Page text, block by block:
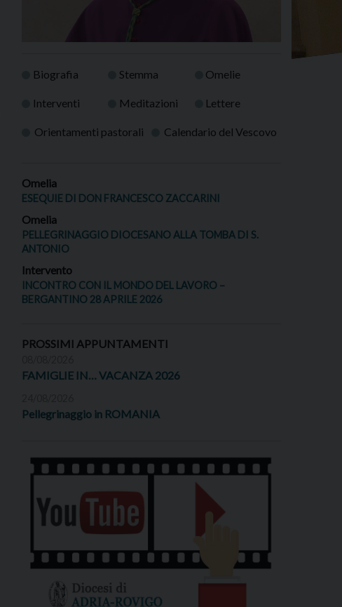
Biografia Stemma Omelie
Interventi Meditazioni Lettere
Orientamenti pastorali Calendario del Vescovo
Omelia
ESEQUIE DI DON FRANCESCO ZACCARINI
Omelia
PELLEGRINAGGIO DIOCESANO ALLA TOMBA DI S.
ANTONIO
Intervento
INCONTRO CON IL MONDO DEL LAVORO –
BERGANTINO 28 APRILE 2026
PROSSIMI APPUNTAMENTI
FAMIGLIE IN… VACANZA 2026
Pellegrinaggio in ROMANIA